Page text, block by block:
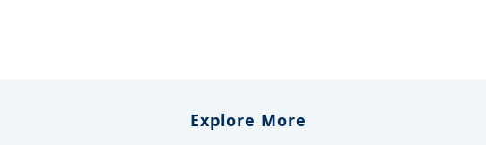
Explore More